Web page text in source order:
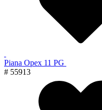
Piana Орех 11 PG
# 55913